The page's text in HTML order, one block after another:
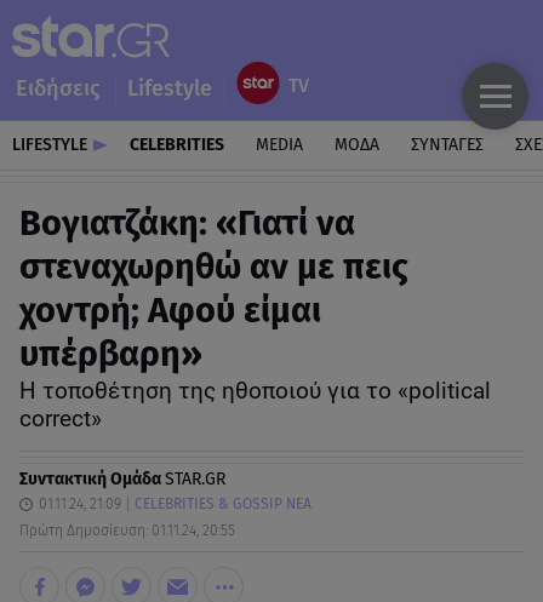
Ειδήσεις Lifestyle
LIFESTYLE CELEBRITIES MEDIA ΜΟΔΑ ΣΥΝΤΑΓΕΣ
Βογιατζάκη: «Γιατί να
στεναχωρηθώ αν με πεις
χοντρή; Αφού είμαι
υπέρβαρη»
Η τοποθέτηση της ηθοποιού για το «political
correct»
Συντακτική ΟμάδαSTAR.GR
01.11.24, 21:09
CELEBRITIES & GOSSIP ΝΕΑ
Πρώτη Δημοσίευση: 01.11.24, 20:55